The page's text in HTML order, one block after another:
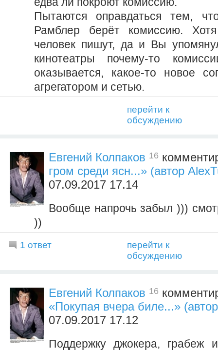
Пытаются оправдаться тем,
Рамблер берёт комиссию.
человек пишут, да и Вы
кинотеатры почему-то
оказывается, какое-то новое
агрегатором и сетью.
перейти к
обсуждению
Евгений Колпаков 16
гром среди ясн...» (автор
07.09.2017 17.14
Вообще напрочь забыл )))
))
1 ответ
перейти к
обсуждению
Евгений Колпаков 16
«Покупая вчера биле...»
07.09.2017 17.12
Поддержку джокера, грабеж